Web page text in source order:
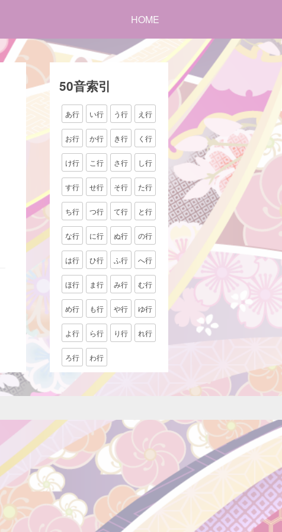
HOME
50音索引
あ行 い行 う行 え行
お行 か行 き行 く行
け行 こ行 さ行 し行
す行 せ行 そ行 た行
ち行 つ行 て行 と行
な行 に行 ぬ行 の行
は行 ひ行 ふ行 へ行
ほ行 ま行 み行 む行
め行 も行 や行 ゆ行
よ行 ら行 り行 れ行
ろ行 わ行